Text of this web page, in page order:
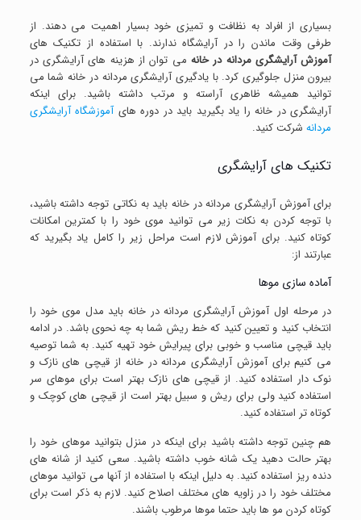
بسیاری از افراد به نظافت و تمیزی خود بسیار اهمیت می دهند. از
طرفی وقت ماندن را در آرایشگاه ندارند. با استفاده از تکنیک های
آموزش آرایشگری مردانه در خانه می توان از هزینه های آرایشگری در
بیرون منزل جلوگیری کرد. با یادگیری آرایشگری مردانه در خانه شما می
توانید همیشه ظاهری آراسته و مرتب داشته باشید. برای اینکه
آرایشگری در خانه را یاد بگیرید باید در دوره هایآموزشگاه آرایشگری
مردانهشرکت کنید.
تکنیک های آرایشگری
برای آموزش آرایشگری مردانه در خانه باید به نکاتی توجه داشته باشید،
با توجه کردن به نکات زیر می توانید موی خود را با کمترین امکانات
کوتاه کنید. برای آموزش لازم است مراحل زیر را کامل یاد بگیرید که
عبارتند از:
آماده سازی موها
در مرحله اول آموزش آرایشگری مردانه در خانه باید مدل موی خود را
انتخاب کنید و تعیین کنید که خط ریش شما به چه نحوی باشد. در ادامه
باید قیچی مناسب و خوبی برای پیرایش خود تهیه کنید. به شما توصیه
می کنیم برای آموزش آرایشگری مردانه در خانه از قیچی های نازک و
نوک دار استفاده کنید. از قیچی های نازک بهتر است برای موهای سر
استفاده کنید ولی برای ریش و سبیل بهتر است از قیچی های کوچک و
کوتاه تر استفاده کنید.
هم چنین توجه داشته باشید برای اینکه در منزل بتوانید موهای خود را
بهتر حالت دهید یک شانه خوب داشته باشید. سعی کنید از شانه های
دنده ریز استفاده کنید. به دلیل اینکه با استفاده از آنها می توانید موهای
مختلف خود را در زاویه های مختلف اصلاح کنید. لازم به ذکر است برای
کوتاه کردن مو ها باید حتما موها مرطوب باشند.